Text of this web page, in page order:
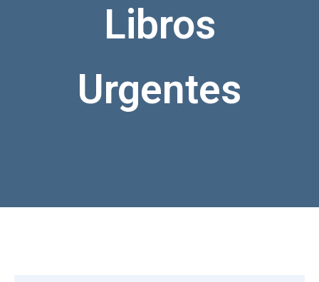
Libros
Urgentes